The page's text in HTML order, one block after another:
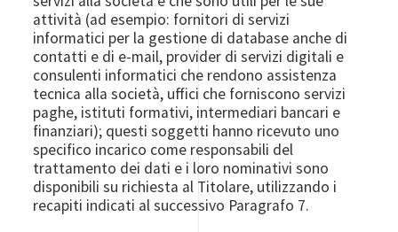
attività (ad esempio: fornitori di servizi
informatici per la gestione di database anche di
contatti e di e-mail, provider di servizi digitali e
consulenti informatici che rendono assistenza
tecnica alla società, uffici che forniscono servizi
paghe, istituti formativi, intermediari bancari e
finanziari); questi soggetti hanno ricevuto uno
specifico incarico come responsabili del
trattamento dei dati e i loro nominativi sono
disponibili su richiesta al Titolare, utilizzando i
recapiti indicati al successivo Paragrafo 7.